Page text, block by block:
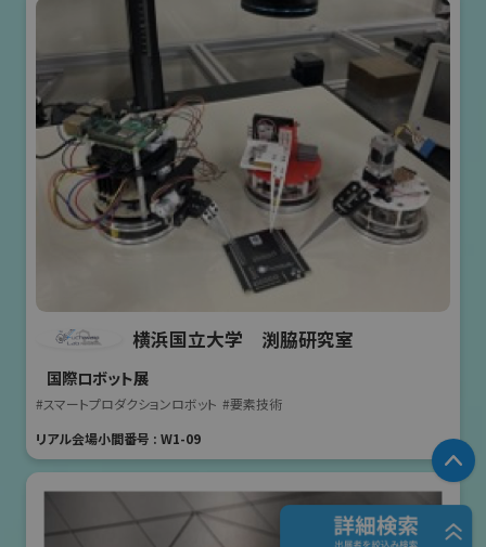
横浜国立大学 渕脇研究室
国際ロボット展
#スマートプロダクションロボット #要素技術
リアル会場小間番号 : W1-09